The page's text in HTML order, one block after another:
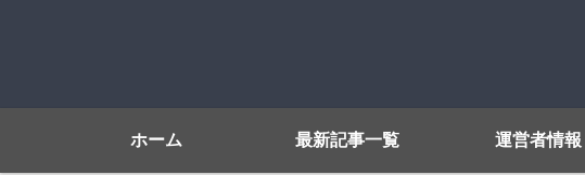
ホーム 最新記事一覧 運営者情報